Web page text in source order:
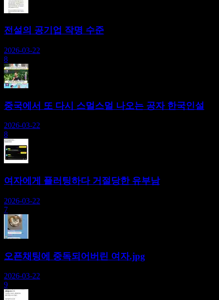
전설의 공기업 작명 수준
2026-03-22
8
중국에서 또 다시 스멀스멀 나오는 공자 한국인설
2026-03-22
8
여자에게 플러팅하다 거절당한 유부남
2026-03-22
7
오픈채팅에 중독되어버린 여자.jpg
2026-03-22
9